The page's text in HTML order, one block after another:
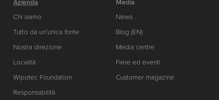
Azienda
Chi siamo
Tutto da un’unica fonte
Nostra direzione
Località
Wipotec Foundation
Responsabilità
Media
News
Blog (EN)
Media centre
Fiere ed eventi
Customer magazine